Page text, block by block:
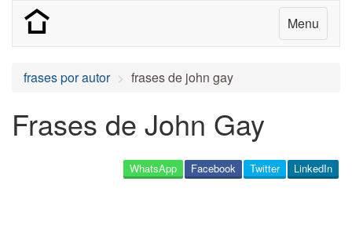
Menu
frases por autor frases de john gay
Frases de John Gay
LinkedIn
Twitter
Facebook
WhatsApp